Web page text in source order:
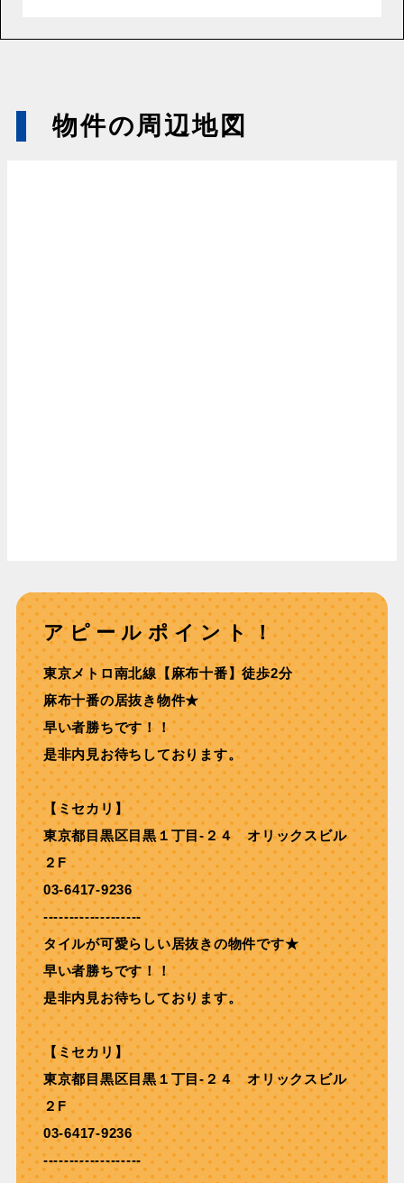
物件の周辺地図
アピールポイント！
東京メトロ南北線【⿇布⼗番】徒歩2分
麻布十番の居抜き物件★
早い者勝ちです！！
是非内見お待ちしております。
【ミセカリ】
東京都目黒区目黒１丁目-２４ オリックスビル
２F
03-6417-9236
-------------------
タイルが可愛らしい居抜きの物件です★
早い者勝ちです！！
是非内見お待ちしております。
【ミセカリ】
東京都目黒区目黒１丁目-２４ オリックスビル
２F
03-6417-9236
-------------------